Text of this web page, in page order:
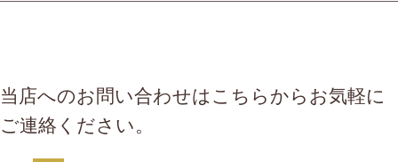
当店へのお問い合わせはこちらからお気軽に
ご連絡ください。